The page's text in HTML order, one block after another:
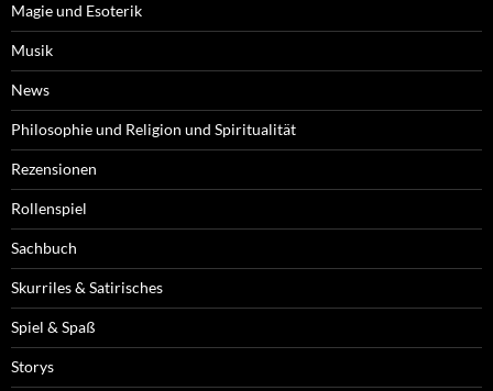
Magie und Esoterik
Musik
News
Philosophie und Religion und Spiritualität
Rezensionen
Rollenspiel
Sachbuch
Skurriles & Satirisches
Spiel & Spaß
Storys